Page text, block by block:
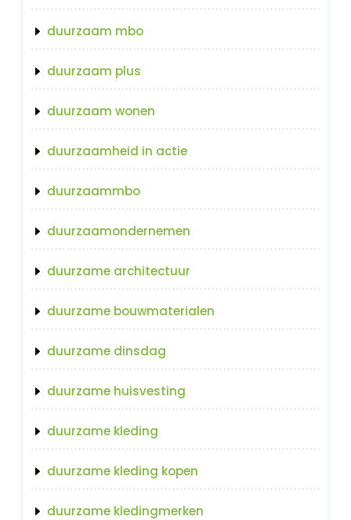
duurzaam mbo
duurzaam plus
duurzaam wonen
duurzaamheid in actie
duurzaammbo
duurzaamondernemen
duurzame architectuur
duurzame bouwmaterialen
duurzame dinsdag
duurzame huisvesting
duurzame kleding
duurzame kleding kopen
duurzame kledingmerken